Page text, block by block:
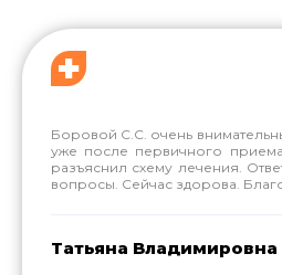
Боровой С.С. очень
уже после первичного
разъяснил схему лечения.
вопросы. Сейчас здорова.
Татьяна Владимировна